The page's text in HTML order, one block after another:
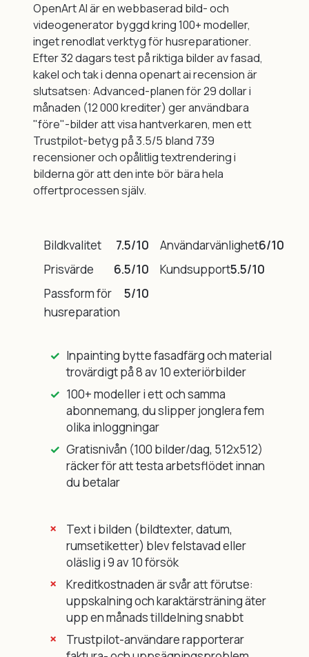
OpenArt AI är en webbaserad bild- och
videogenerator byggd kring 100+ modeller,
inget renodlat verktyg för husreparationer.
Efter 32 dagars test på riktiga bilder av fasad,
kakel och tak i denna openart ai recension är
slutsatsen: Advanced-planen för 29 dollar i
månaden (12 000 krediter) ger användbara
"före"-bilder att visa hantverkaren, men ett
Trustpilot-betyg på 3.5/5 bland 739
recensioner och opålitlig textrendering i
bilderna gör att den inte bör bära hela
offertprocessen själv.
Bildkvalitet 7.5/10 Användarvänlighet6/10
Prisvärde
6.5/10 Kundsupport5.5/10
Passform för
husreparation
5/10
Inpainting bytte fasadfärg och material
trovärdigt på 8 av 10 exteriörbilder
100+ modeller i ett och samma
abonnemang, du slipper jonglera fem
olika inloggningar
Gratisnivån (100 bilder/dag, 512x512)
räcker för att testa arbetsflödet innan
du betalar
Text i bilden (bildtexter, datum,
rumsetiketter) blev felstavad eller
oläslig i 9 av 10 försök
Kreditkostnaden är svår att förutse:
uppskalning och karaktärsträning äter
upp en månads tilldelning snabbt
Trustpilot-användare rapporterar